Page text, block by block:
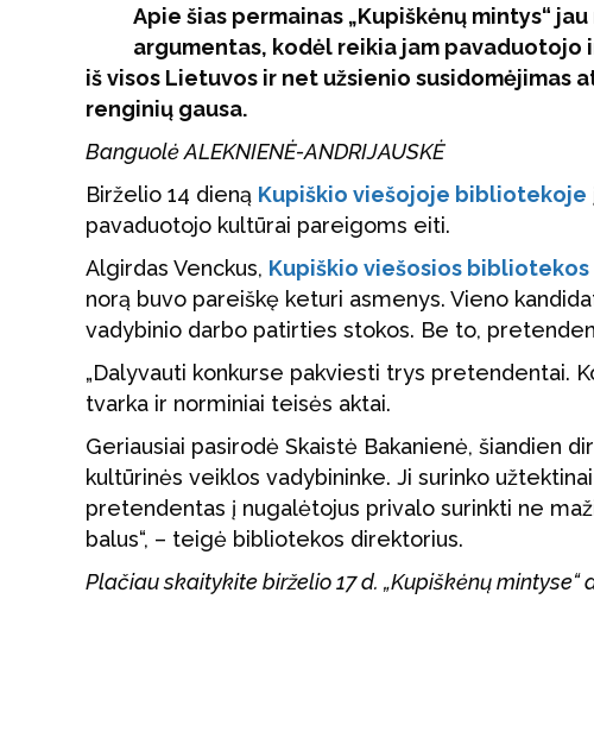
Apie šias permainas „Kupiškėnų mintys“
argumentas, kodėl reikia jam
iš visos Lietuvos ir net užsienio
renginių gausa.
Banguolė ALEKNIENĖ-ANDRIJAUSKĖ
Birželio 14 dieną Kupiškio viešojoje bibliotekoje
pavaduotojo kultūrai pareigoms eiti.
Algirdas Venckus, Kupiškio viešosios bibliotekos
norą buvo pareiškę keturi asmenys. Vieno
vadybinio darbo patirties stokos. Be to,
„Dalyvauti konkurse pakviesti trys pretendentai.
tvarka ir norminiai teisės aktai.
Geriausiai pasirodė Skaistė Bakanienė, šiandien
kultūrinės veiklos vadybininke. Ji surinko
pretendentas į nugalėtojus privalo surinkti ne
balus“, – teigė bibliotekos direktorius.
Plačiau skaitykite birželio 17 d. „Kupiškėnų mintyse“